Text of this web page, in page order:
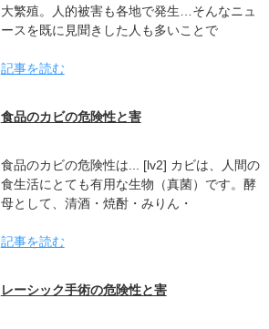
大繁殖。人的被害も各地で発生…そんなニュ
ースを既に見聞きした人も多いことで
記事を読む
食品のカビの危険性と害
食品のカビの危険性は... [lv2] カビは、人間の
食生活にとても有用な生物（真菌）です。酵
母として、清酒・焼酎・みりん・
記事を読む
レーシック手術の危険性と害